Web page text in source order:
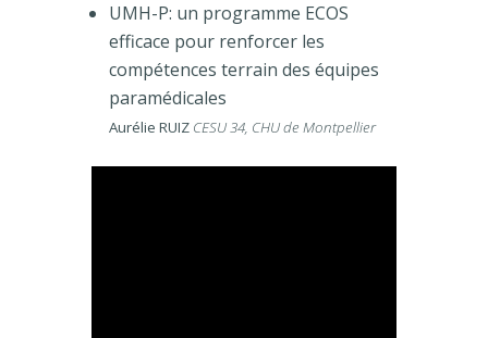
UMH-P: un programme ECOS
efficace pour renforcer les
compétences terrain des équipes
paramédicales
Aurélie RUIZ CESU 34, CHU de Montpellier